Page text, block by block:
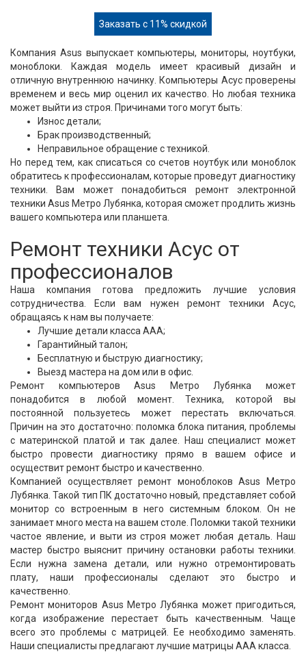
Заказать с 11% скидкой
Компания Asus выпускает компьютеры, мониторы, ноутбуки,
моноблоки. Каждая модель имеет красивый дизайн и
отличную внутреннюю начинку. Компьютеры Асус проверены
временем и весь мир оценил их качество. Но любая техника
может выйти из строя. Причинами того могут быть:
Износ детали;
Брак производственный;
Неправильное обращение с техникой.
Но перед тем, как списаться со счетов ноутбук или моноблок
обратитесь к профессионалам, которые проведут диагностику
техники. Вам может понадобиться ремонт электронной
техники Asus Метро Лубянка, которая сможет продлить жизнь
вашего компьютера или планшета.
Ремонт техники Асус от
профессионалов
Наша компания готова предложить лучшие условия
сотрудничества. Если вам нужен ремонт техники Асус,
обращаясь к нам вы получаете:
Лучшие детали класса ААА;
Гарантийный талон;
Бесплатную и быструю диагностику;
Выезд мастера на дом или в офис.
Ремонт компьютеров Asus Метро Лубянка может
понадобится в любой момент. Техника, которой вы
постоянной пользуетесь может перестать включаться.
Причин на это достаточно: поломка блока питания, проблемы
с материнской платой и так далее. Наш специалист может
быстро провести диагностику прямо в вашем офисе и
осуществит ремонт быстро и качественно.
Компанией осуществляет ремонт моноблоков Asus Метро
Лубянка. Такой тип ПК достаточно новый, представляет собой
монитор со встроенным в него системным блоком. Он не
занимает много места на вашем столе. Поломки такой техники
частое явление, и выти из строя может любая деталь. Наш
мастер быстро выяснит причину остановки работы техники.
Если нужна замена детали, или нужно отремонтировать
плату, наши профессионалы сделают это быстро и
качественно.
Ремонт мониторов Asus Метро Лубянка может пригодиться,
когда изображение перестает быть качественным. Чаще
всего это проблемы с матрицей. Ее необходимо заменять.
Наши специалисты предлагают лучшие матрицы ААА класса.